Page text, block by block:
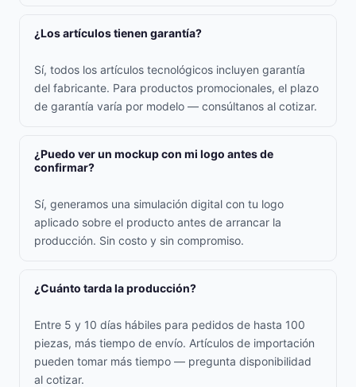
¿Los artículos tienen garantía?
Sí, todos los artículos tecnológicos incluyen garantía
del fabricante. Para productos promocionales, el plazo
de garantía varía por modelo — consúltanos al cotizar.
¿Puedo ver un mockup con mi logo antes de
confirmar?
Sí, generamos una simulación digital con tu logo
aplicado sobre el producto antes de arrancar la
producción. Sin costo y sin compromiso.
¿Cuánto tarda la producción?
Entre 5 y 10 días hábiles para pedidos de hasta 100
piezas, más tiempo de envío. Artículos de importación
pueden tomar más tiempo — pregunta disponibilidad
al cotizar.